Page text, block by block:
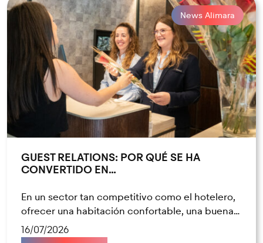
News Alimara
GUEST RELATIONS: POR QUÉ SE HA
CONVERTIDO EN…
En un sector tan competitivo como el hotelero,
ofrecer una habitación confortable, una buena…
16/07/2026